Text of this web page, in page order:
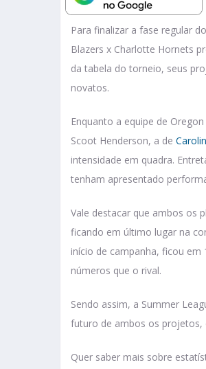
Para finalizar a fase regular
Blazers x Charlotte Hornets
da tabela do torneio, seus
novatos.
Enquanto a equipe de
Scoot Henderson, a de
intensidade em quadra.
tenham apresentado
Vale destacar que ambos os
ficando em último lugar na
início de campanha, ficou
números que o rival.
Sendo assim, a Summer
futuro de ambos os projetos,
Quer saber mais sobre